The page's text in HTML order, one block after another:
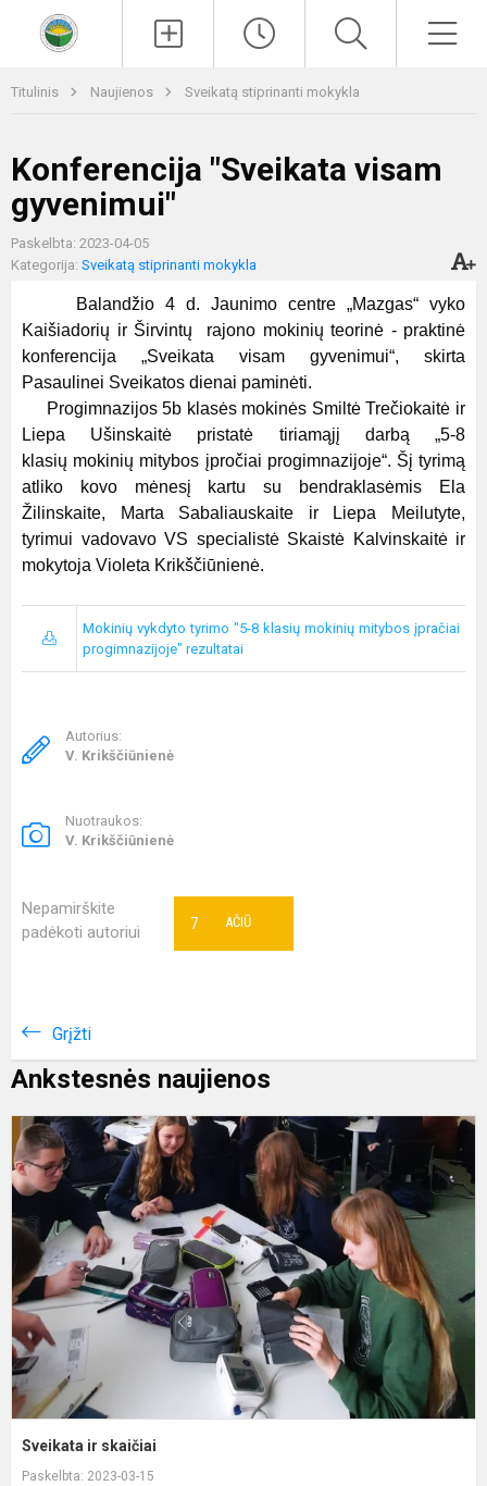
Titulinis Naujienos Sveikatą stiprinanti mokykla
Konferencija "Sveikata visam
gyvenimui"
Paskelbta: 2023-04-05
Kategorija: Sveikatą stiprinanti mokykla
Balandžio 4 d. Jaunimo centre „Mazgas“ vyko
Kaišiadorių ir Širvintų rajono mokinių teorinė - praktinė
konferencija „Sveikata visam gyvenimui“, skirta
Pasaulinei Sveikatos dienai paminėti.
Progimnazijos 5b klasės mokinės Smiltė Trečiokaitė ir
Liepa Ušinskaitė pristatė tiriamąjį darbą „5-8
klasių mokinių mitybos įpročiai progimnazijoje“. Šį tyrimą
atliko kovo mėnesį kartu su bendraklasėmis Ela
Žilinskaite, Marta Sabaliauskaite ir Liepa Meilutyte,
tyrimui vadovavo VS specialistė Skaistė Kalvinskaitė ir
mokytoja Violeta Krikščiūnienė.
Mokinių vykdyto tyrimo "5-8 klasių mokinių mitybos įpračiai
progimnazijoje" rezultatai
Autorius:
V. Krikščiūnienė
Nuotraukos:
V. Krikščiūnienė
Nepamirškite
padėkoti autoriui
AČIŪ
7
Grįžti
Ankstesnės naujienos
Sveikata ir skaičiai
Paskelbta: 2023-03-15